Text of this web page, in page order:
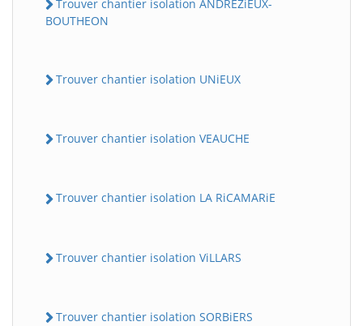
Trouver chantier isolation ANDREZiEUX-
BOUTHEON
Trouver chantier isolation UNiEUX
Trouver chantier isolation VEAUCHE
Trouver chantier isolation LA RiCAMARiE
Trouver chantier isolation ViLLARS
Trouver chantier isolation SORBiERS